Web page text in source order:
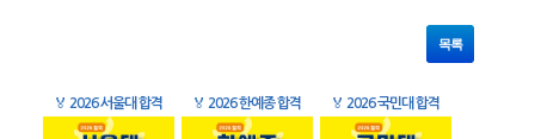
목록
🏅 2026 서울대 합격 🏅 2026 한예종 합격 🏅 2026 국민대 합격